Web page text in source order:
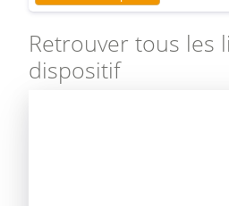
Retrouver tous les
dispositif